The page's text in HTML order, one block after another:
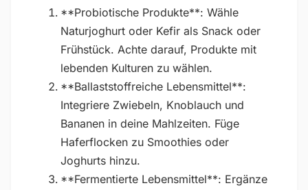
**Probiotische Produkte**: Wähle
Naturjoghurt oder Kefir als Snack oder
Frühstück. Achte darauf, Produkte mit
lebenden Kulturen zu wählen.
**Ballaststoffreiche Lebensmittel**:
Integriere Zwiebeln, Knoblauch und
Bananen in deine Mahlzeiten. Füge
Haferflocken zu Smoothies oder
Joghurts hinzu.
**Fermentierte Lebensmittel**: Ergänze